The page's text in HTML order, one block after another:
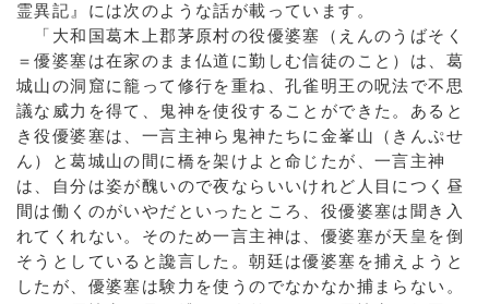
霊異記』には次のような話が載っています。
「大和国葛木上郡茅原村の役優婆塞（えんのうばそく
＝優婆塞は在家のまま仏道に勤しむ信徒のこと）は、葛
城山の洞窟に籠って修行を重ね、孔雀明王の呪法で不思
議な威力を得て、鬼神を使役することができた。あると
き役優婆塞は、一言主神ら鬼神たちに金峯山（きんぷせ
ん）と葛城山の間に橋を架けよと命じたが、一言主神
は、自分は姿が醜いので夜ならいいけれど人目につく昼
間は働くのがいやだといったところ、役優婆塞は聞き入
れてくれない。そのため一言主神は、優婆塞が天皇を倒
そうとしていると讒言した。朝廷は優婆塞を捕えようと
したが、優婆塞は験力を使うのでなかなか捕まらない。